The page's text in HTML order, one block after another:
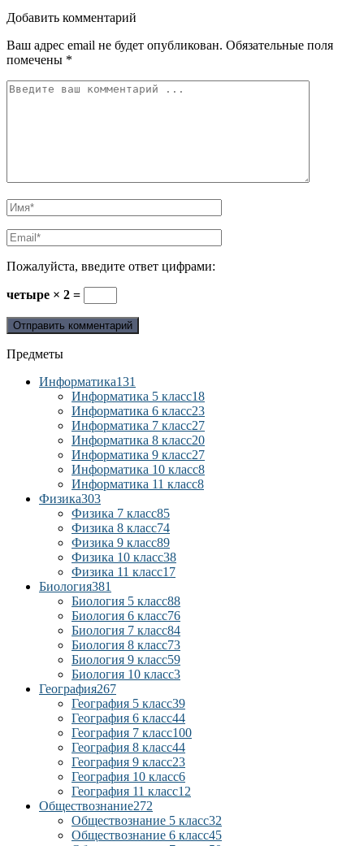
Добавить комментарий
Ваш адрес email не будет опубликован. Обязательные поля
помечены *
Пожалуйста, введите ответ цифрами:
четыре × 2 =
Предметы
Информатика131
Информатика 5 класс18
Информатика 6 класс23
Информатика 7 класс27
Информатика 8 класс20
Информатика 9 класс27
Информатика 10 класс8
Информатика 11 класс8
Физика303
Физика 7 класс85
Физика 8 класс74
Физика 9 класс89
Физика 10 класс38
Физика 11 класс17
Биология381
Биология 5 класс88
Биология 6 класс76
Биология 7 класс84
Биология 8 класс73
Биология 9 класс59
Биология 10 класс3
География267
География 5 класс39
География 6 класс44
География 7 класс100
География 8 класс44
География 9 класс23
География 10 класс6
География 11 класс12
Обществознание272
Обществознание 5 класс32
Обществознание 6 класс45